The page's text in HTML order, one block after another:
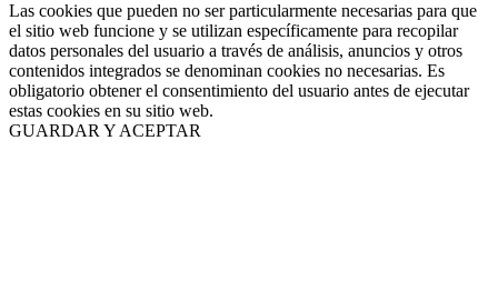
Las cookies que pueden no ser particularmente necesarias para que
el sitio web funcione y se utilizan específicamente para recopilar
datos personales del usuario a través de análisis, anuncios y otros
contenidos integrados se denominan cookies no necesarias. Es
obligatorio obtener el consentimiento del usuario antes de ejecutar
estas cookies en su sitio web.
GUARDAR Y ACEPTAR